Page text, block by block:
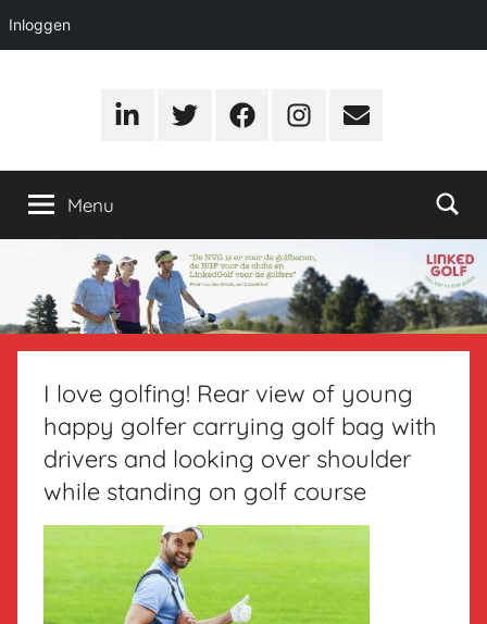
Inloggen
LinkedGolf
van,
voor
door
golfers
LinkedInTwitter FacebookInstagram
E-
Menu
I love golfing! Rear view of young
happy golfer carrying golf bag with
drivers and looking over shoulder
while standing on golf course